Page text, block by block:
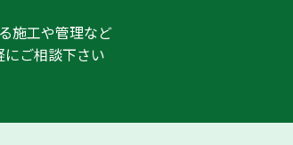
施工や管理など
ご相談下さい